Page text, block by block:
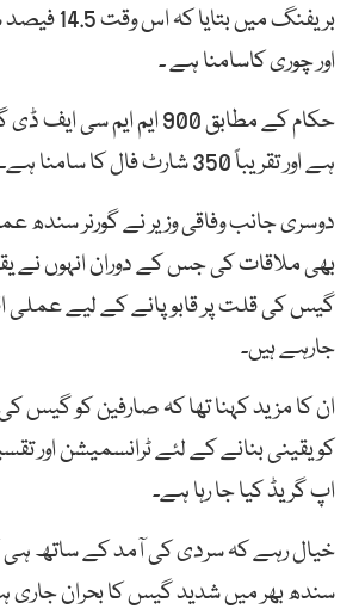
بریفنگ میں
اور چوری کاسامنا ہے ۔
حکام کے مطابق 900 ایم
ہے اور تقریباً 350 شارٹ فال کا سامنا ہے۔
دوسری جانب وفاقی وزیر نے گورنر سندھ
بھی ملاقات کی جس کے دوران انہوں نے
گیس کی قلت پر قابو پانے کے لیے عملی
جارہے ہیں۔
ان کا مزید کہنا تھا کہ صارفین کو گیس
کو یقینی بنانے کے لئے ٹرانسمیشن اور
اپ گریڈ کیا جا رہا ہے۔
خیال رہے کہ سردی کی آمد کے ساتھ
سندھ بھر میں شدید گیس کا بحران